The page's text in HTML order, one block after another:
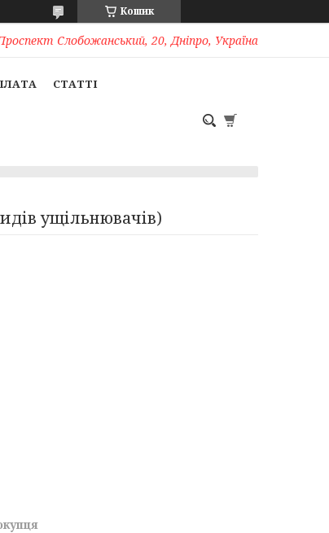
Кошик
Слобожанський, 20, Дніпро, Україна
СТАТТІ
ущільнювачів)